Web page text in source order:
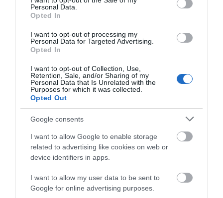
Personal Data.
Opted In
I want to opt-out of processing my
Personal Data for Targeted Advertising.
Opted In
I want to opt-out of Collection, Use,
Retention, Sale, and/or Sharing of my
Personal Data that Is Unrelated with the
Purposes for which it was collected.
Opted Out
Google consents
I want to allow Google to enable storage
related to advertising like cookies on web or
device identifiers in apps.
I want to allow my user data to be sent to
Google for online advertising purposes.